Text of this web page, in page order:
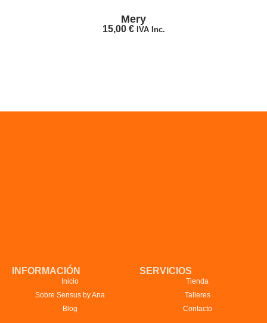
Mery
15,00 € IVA Inc.
INFORMACIÓN
Inicio
Sobre Sensus by Ana
Blog
SERVICIOS
Tienda
Talleres
Contacto